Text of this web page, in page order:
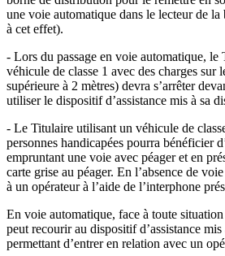
une voie automatique dans le lecteur de
à cet effet).
- Lors du passage en voie automatique, le
véhicule de classe 1 avec des charges sur
supérieure à 2 mètres) devra s’arrêter
utiliser le dispositif d’assistance mis à sa
- Le Titulaire utilisant un véhicule de
personnes handicapées pourra bénéficier
empruntant une voie avec péager et en
carte grise au péager. En l’absence de
à un opérateur à l’aide de l’interphone
En voie automatique, face à toute
peut recourir au dispositif d’assistance
permettant d’entrer en relation avec un